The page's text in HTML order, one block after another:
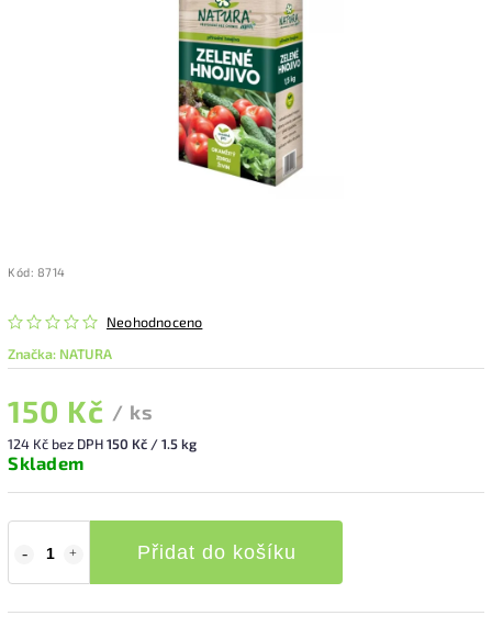
Kód: 8714
Neohodnoceno
Značka: NATURA
150 Kč / ks
124 Kč bez DPH150 Kč / 1.5 kg
Skladem
Přidat do košíku